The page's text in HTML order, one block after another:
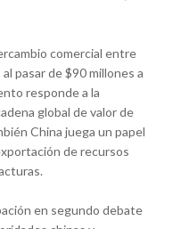
comercial entre
pasar de $90 millones a
responde a la
global de valor de
China juega un papel
de recursos
en segundo debate